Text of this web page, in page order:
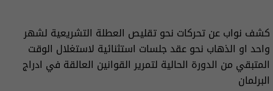
كشف نواب عن تحركات نحو تقليص العطلة التشريعية لشهر
واحد او الذهاب نحو عقد جلسات استثنائية لاستغلال الوقت
المتبقي من الدورة الحالية لتمرير القوانين العالقة في ادراج
البرلمان